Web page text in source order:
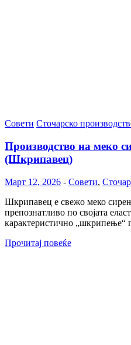
Совети Сточарско
Производство на меко
(Шкрипавец)
Март 12, 2026 - Совети,
Шкрипавец е свежо меко
препознатливо по својата
карактеристично „шкрипење“
Прочитај повеќе